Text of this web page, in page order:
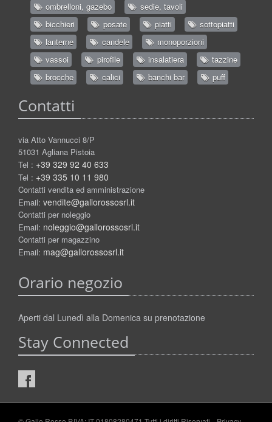
ombrelloni, gazebo
sedie, tavoli
bicchieri
posate piatti
sottopiatti
lanterne
candele
monoporzioni
vassoi
pirofile insalatiera
tazzine
brocche
calici banchi bar puff
Contatti
via Atto Vannucci 8/P
51031 Agliana Pistoia
Tel : +39 329 92 40 633
Tel : +39 335 10 11 980
Contatti vendita ed amministrazione
Email: vendite@gallorossosrl.it
Contatti per noleggio
Email: noleggio@gallorossosrl.it
Contatti per magazzino
Email: mag@gallorossosrl.it
Orario negozio
Aperti dal Lunedì alla Domenica su prenotazione
Stay Connected